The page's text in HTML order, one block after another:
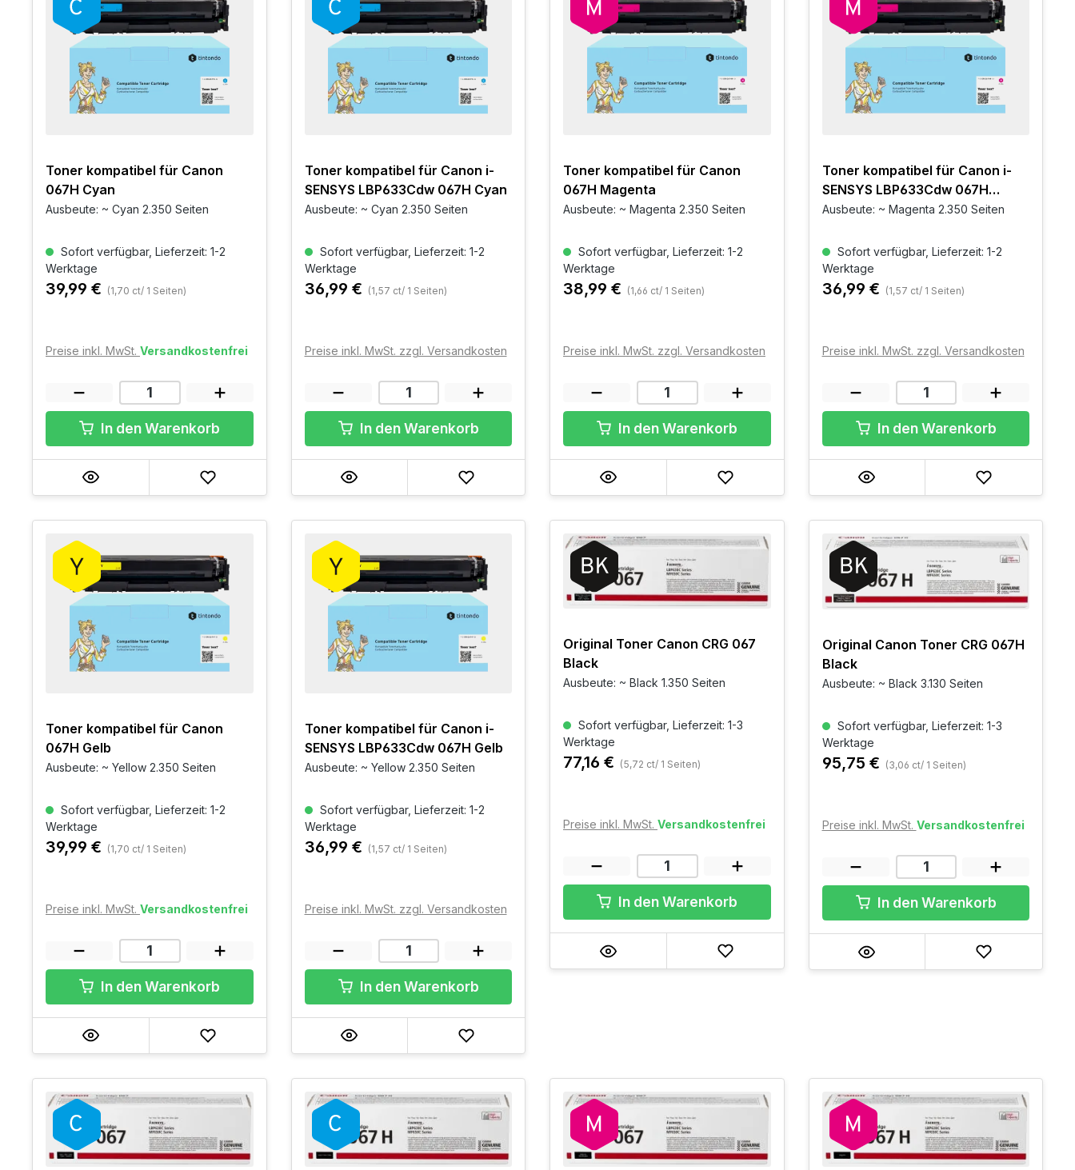
Toner kompatibel für Canon
067H Cyan
Ausbeute: ~ Cyan 2.350 Seiten
Sofort verfügbar, Lieferzeit: 1-2
Werktage
39,99 € (1,70 ct/ 1 Seiten)
Preise inkl. MwSt. Versandkostenfrei
In den Warenkorb
Toner kompatibel für Canon i-
SENSYS LBP633Cdw 067H Cyan
Ausbeute: ~ Cyan 2.350 Seiten
Sofort verfügbar, Lieferzeit: 1-2
Werktage
36,99 € (1,57 ct/ 1 Seiten)
Preise inkl. MwSt. zzgl. Versandkosten
In den Warenkorb
Toner kompatibel für Canon
067H Magenta
Ausbeute: ~ Magenta 2.350 Seiten
Sofort verfügbar, Lieferzeit: 1-2
Werktage
38,99 € (1,66 ct/ 1 Seiten)
Preise inkl. MwSt. zzgl. Versandkosten
In den Warenkorb
Toner kompatibel für Canon i-
SENSYS LBP633Cdw 067H
Magenta
Ausbeute: ~ Magenta 2.350 Seiten
Sofort verfügbar, Lieferzeit: 1-2
Werktage
36,99 € (1,57 ct/ 1 Seiten)
Preise inkl. MwSt. zzgl. Versandkosten
In den Warenkorb
Toner kompatibel für Canon
067H Gelb
Ausbeute: ~ Yellow 2.350 Seiten
Sofort verfügbar, Lieferzeit: 1-2
Werktage
39,99 € (1,70 ct/ 1 Seiten)
Preise inkl. MwSt. Versandkostenfrei
In den Warenkorb
Toner kompatibel für Canon i-
SENSYS LBP633Cdw 067H Gelb
Ausbeute: ~ Yellow 2.350 Seiten
Sofort verfügbar, Lieferzeit: 1-2
Werktage
36,99 € (1,57 ct/ 1 Seiten)
Preise inkl. MwSt. zzgl. Versandkosten
In den Warenkorb
Original Toner Canon CRG 067
Black
Ausbeute: ~ Black 1.350 Seiten
Sofort verfügbar, Lieferzeit: 1-3
Werktage
77,16 € (5,72 ct/ 1 Seiten)
Preise inkl. MwSt. Versandkostenfrei
In den Warenkorb
Original Canon Toner CRG 067H
Black
Ausbeute: ~ Black 3.130 Seiten
Sofort verfügbar, Lieferzeit: 1-3
Werktage
95,75 € (3,06 ct/ 1 Seiten)
Preise inkl. MwSt. Versandkostenfrei
In den Warenkorb